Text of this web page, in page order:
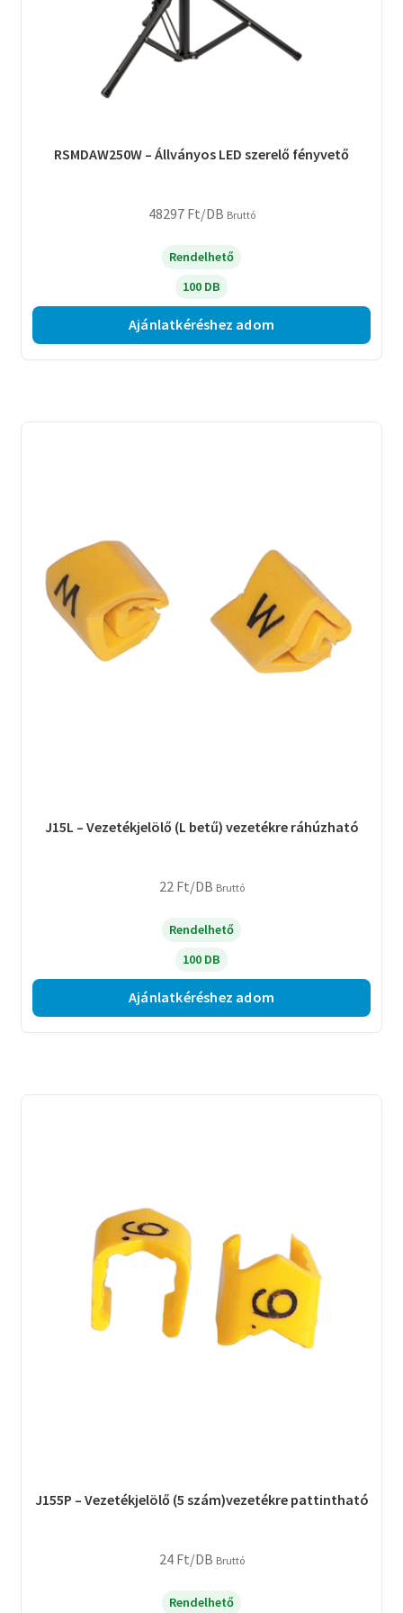
RSMDAW250W – Állványos LED szerelő fényvető
48297 Ft/DB Bruttó
Rendelhető
100 DB
Ajánlatkéréshez adom
J15L – Vezetékjelölő (L betű) vezetékre ráhúzható
22 Ft/DB Bruttó
Rendelhető
100 DB
Ajánlatkéréshez adom
J155P – Vezetékjelölő (5 szám)vezetékre pattintható
24 Ft/DB Bruttó
Rendelhető